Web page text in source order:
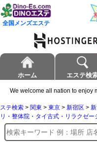
全国メンズエステ
ホーム エステ検
We welcome all nation to enjoy
ステ検索 > 関東 > 東京 > 新宿区 >
リ・整体院・タイ古式・リラクゼ